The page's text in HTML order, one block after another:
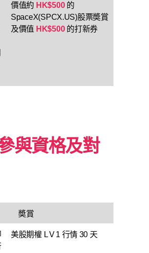
價值約 HK$500的
SpaceX(SPCX.US)股票奬賞
及價值 HK$500的打新券
與資格及對
奬賞
美股期權 LＶ1 行情 30 天